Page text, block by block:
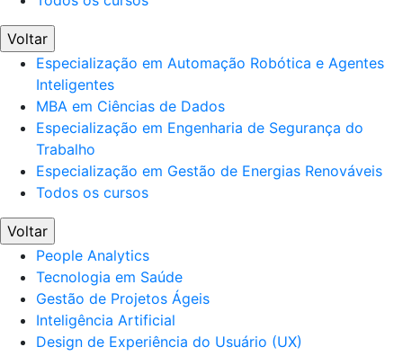
Voltar
Especialização em Automação Robótica e Agentes
Inteligentes
MBA em Ciências de Dados
Especialização em Engenharia de Segurança do
Trabalho
Especialização em Gestão de Energias Renováveis
Todos os cursos
Voltar
People Analytics
Tecnologia em Saúde
Gestão de Projetos Ágeis
Inteligência Artificial
Design de Experiência do Usuário (UX)